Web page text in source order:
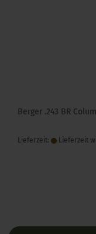
Berger .243 BR
Lieferzeit: Lieferzeit